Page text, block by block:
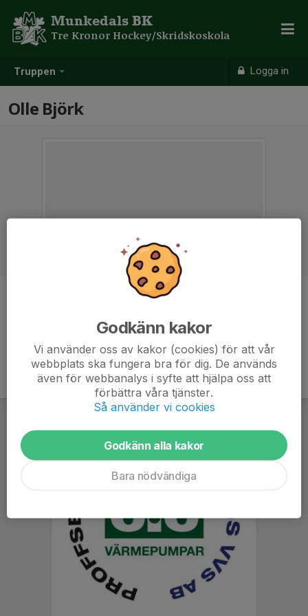
Truppen Logga in
Munkedals BK
Tre Kronor Hockey/Skridskoskola
Olle Björk
Godkänn kakor
Vi använder oss av kakor (cookies) för att vår
webbplats ska fungera bra för dig. De används
även för webbanalys i syfte att hjälpa oss att
förbättra våra tjänster.
Så använder vi cookies
Godkänn alla kakor
Bara nödvändiga